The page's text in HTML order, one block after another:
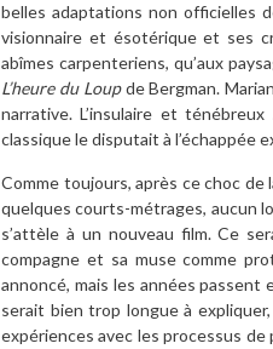
belles adaptations non officielles
visionnaire et ésotérique et ses
abîmes carpenteriens, qu’aux
L’heure du Loupde Bergman.
narrative. L’insulaire et ténébreux
classique le disputait à l’échappée
Comme toujours, après ce choc
quelques courts-métrages, aucun
s’attèle à un nouveau film. Ce
compagne et sa muse comme
annoncé, mais les années passent
serait bien trop longue à
expériences avec les processus